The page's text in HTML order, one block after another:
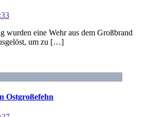
wurden eine Wehr aus dem Großbrand
um zu […]
Ostgroßefehn